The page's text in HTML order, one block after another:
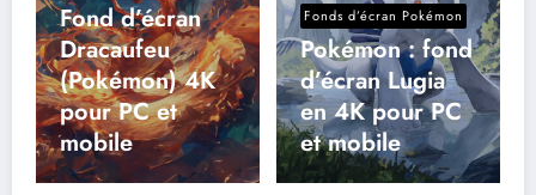
Fond d’écran
Dracaufeu
(Pokémon) 4K
pour PC et
mobile
Fonds d’écran Pokémon
Pokémon : fond
d’écran Lugia
en 4K pour PC
et mobile